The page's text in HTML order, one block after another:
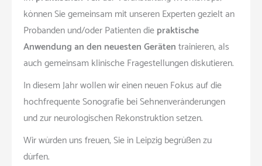
können Sie gemeinsam mit unseren Experten gezielt an
Probanden und/oder Patienten diepraktische
Anwendung an den neuesten Gerätentrainieren, als
auch gemeinsam klinische Fragestellungen diskutieren.
In diesem Jahr wollen wir einen neuen Fokus auf die
hochfrequente Sonografie bei Sehnenveränderungen
und zur neurologischen Rekonstruktion setzen.
Wir würden uns freuen, Sie in Leipzig begrüßen zu
dürfen.